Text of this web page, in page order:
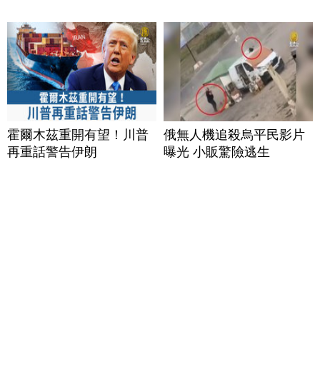
霍爾木茲重開有望！川普
再重話警告伊朗
俄無人機追殺烏平民影片
曝光 小販驚險逃生